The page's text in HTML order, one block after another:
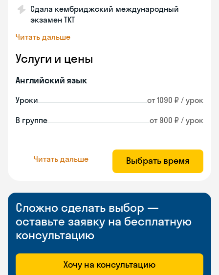
Сдала кембриджский международный
экзамен TKT
Читать дальше
Услуги и цены
Английский язык
Уроки от 1090 ₽ / урок
В группе от 900 ₽ / урок
Читать дальше Выбрать время
Сложно сделать выбор —
оставьте заявку на бесплатную
консультацию
Хочу на консультацию